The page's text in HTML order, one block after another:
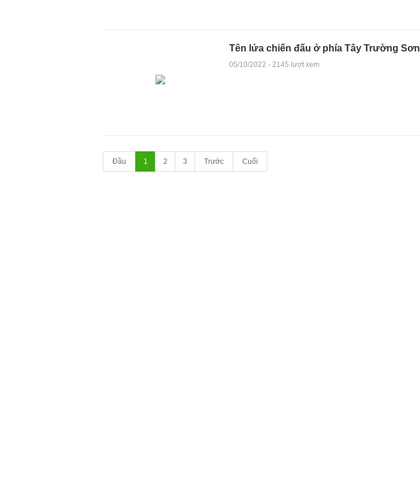
Tên lửa chiến đấu ở phía Tây Trường Sơn
05/10/2022 - 2145 lượt xem
Đầu 1 2 3 Trước Cuối